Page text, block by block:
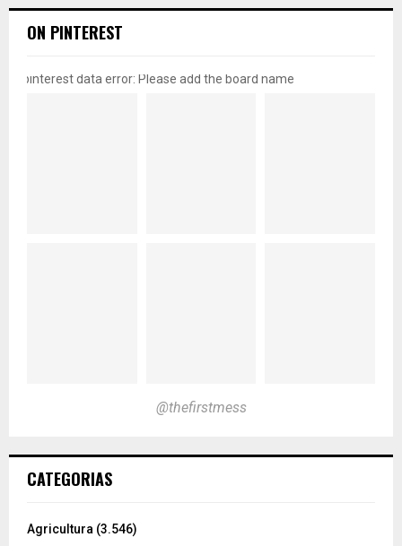
ON PINTEREST
pinterest data error: Please add the board name
@thefirstmess
CATEGORIAS
Agricultura (3.546)